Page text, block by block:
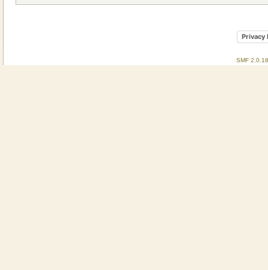
Privacy
SMF 2.0.18